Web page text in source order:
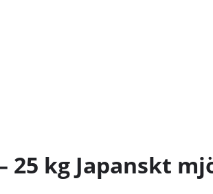
kg Japanskt